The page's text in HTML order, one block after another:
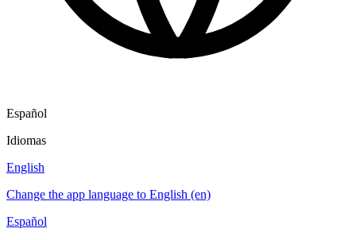
Español
Idiomas
English
Change the app language to English (en)
Español